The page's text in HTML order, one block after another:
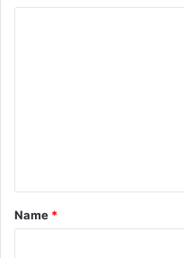
*
Name *